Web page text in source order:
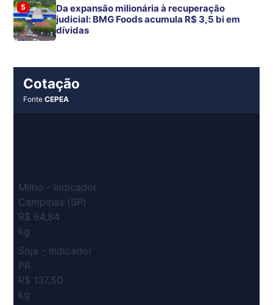
5
Da expansão milionária à recuperação
judicial: BMG Foods acumula R$ 3,5 bi em
dívidas
Cotação
FonteCEPEA
Milho - Indicador
Campinas (SP)
R$ 64,84
kg
Soja - Indicador
PR
R$ 137,50
kg